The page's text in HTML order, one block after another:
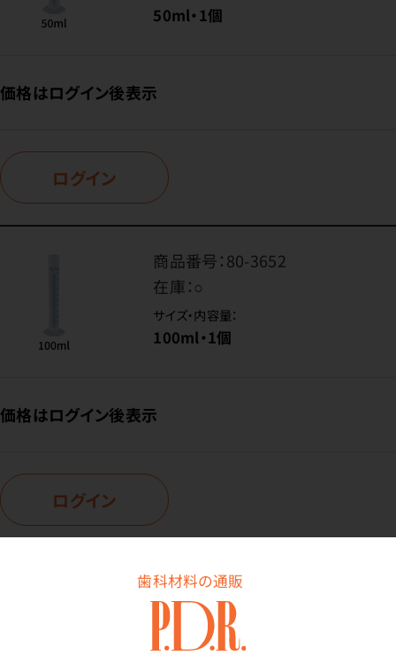
歯科材料の通販
50ml・1個
価格はログイン後表示
ログイン
商品番号：80-3652
在庫：○
サイズ・内容量：
100ml・1個
価格はログイン後表示
ログイン
商品番号：80-1773
在庫：○
サイズ・内容量：